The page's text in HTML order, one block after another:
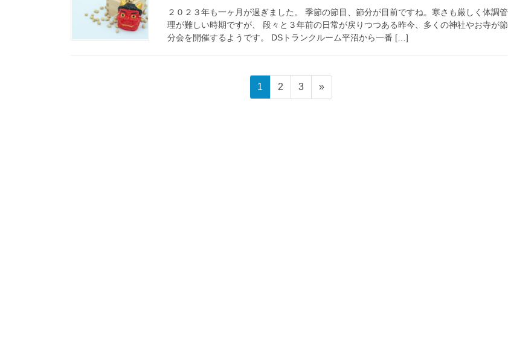
２０２３年も一ヶ月が過ぎました。 季節の節目、節分が目前ですね。寒さも厳しく体調管
理が難しい時期ですが、 段々と３年前の日常が戻りつつある昨今、多くの神社やお寺が節
分会を開催するようです。 DSトランクルーム平沼から一番 […]
固
定
1
固
定
2
固
定
3 »